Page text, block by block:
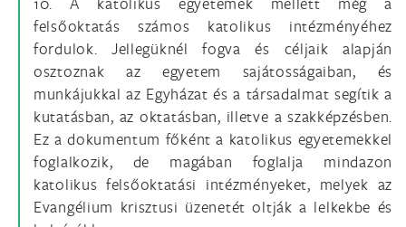
felsőoktatás számos katolikus intézményéhez
fordulok. Jellegüknél fogva és céljaik alapján
osztoznak az egyetem sajátosságaiban, és
munkájukkal az Egyházat és a társadalmat segítik a
kutatásban, az oktatásban, illetve a szakképzésben.
Ez a dokumentum főként a katolikus egyetemekkel
foglalkozik, de magában foglalja mindazon
katolikus felsőoktatási intézményeket, melyek az
Evangélium krisztusi üzenetét oltják a lelkekbe és